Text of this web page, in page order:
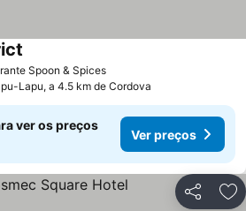
Spoon & SpicesVer preços
Lapu, a 4.5 km de Cordova
ver os preços
Ver preços
Partilhar